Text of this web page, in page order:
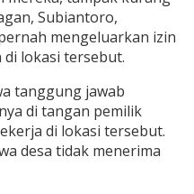
Subiantoro,
mengeluarkan izin
lokasi tersebut.
tanggung jawab
di tangan pemilik
di lokasi tersebut.
desa tidak menerima